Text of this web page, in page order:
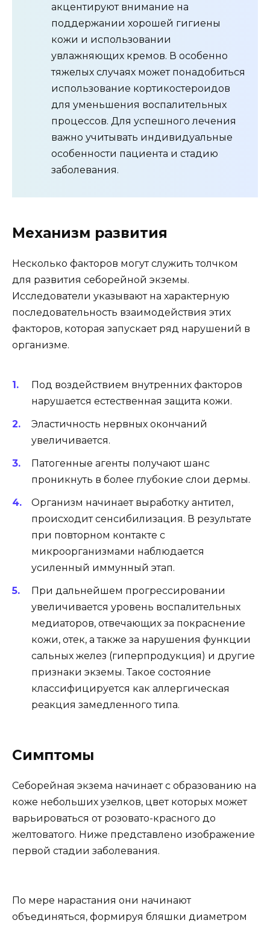
акцентируют внимание на
поддержании хорошей гигиены
кожи и использовании
увлажняющих кремов. В особенно
тяжелых случаях может понадобиться
использование кортикостероидов
для уменьшения воспалительных
процессов. Для успешного лечения
важно учитывать индивидуальные
особенности пациента и стадию
заболевания.
Механизм развития
Несколько факторов могут служить толчком
для развития себорейной экземы.
Исследователи указывают на характерную
последовательность взаимодействия этих
факторов, которая запускает ряд нарушений в
организме.
Под воздействием внутренних факторов
нарушается естественная защита кожи.
Эластичность нервных окончаний
увеличивается.
Патогенные агенты получают шанс
проникнуть в более глубокие слои дермы.
Организм начинает выработку антител,
происходит сенсибилизация. В результате
при повторном контакте с
микроорганизмами наблюдается
усиленный иммунный этап.
При дальнейшем прогрессировании
увеличивается уровень воспалительных
медиаторов, отвечающих за покраснение
кожи, отек, а также за нарушения функции
сальных желез (гиперпродукция) и другие
признаки экземы. Такое состояние
классифицируется как аллергическая
реакция замедленного типа.
Симптомы
Себорейная экзема начинает с образованию на
коже небольших узелков, цвет которых может
варьироваться от розовато-красного до
желтоватого. Ниже представлено изображение
первой стадии заболевания.
По мере нарастания они начинают
объединяться, формируя бляшки диаметром